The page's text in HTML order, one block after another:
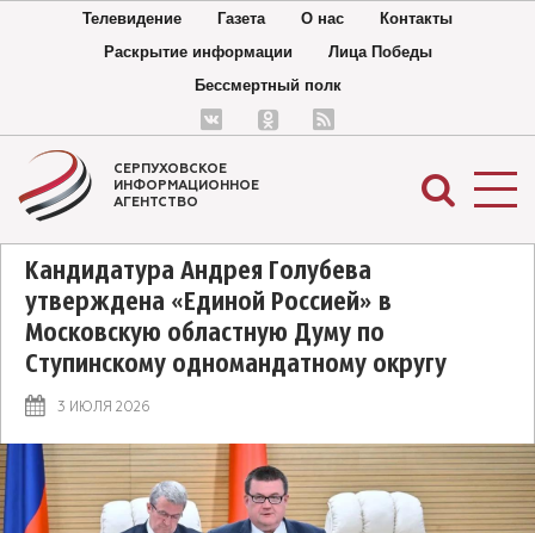
Телевидение Газета О нас
Контакты
Раскрытие информации
Лица Победы
Бессмертный полк
СЕРПУХОВСКОЕ
ИНФОРМАЦИОННОЕ
АГЕНТСТВО
Кандидатура Андрея Голубева
утверждена «Единой Россией» в
Московскую областную Думу по
Ступинскому одномандатному округу
3 ИЮЛЯ 2026